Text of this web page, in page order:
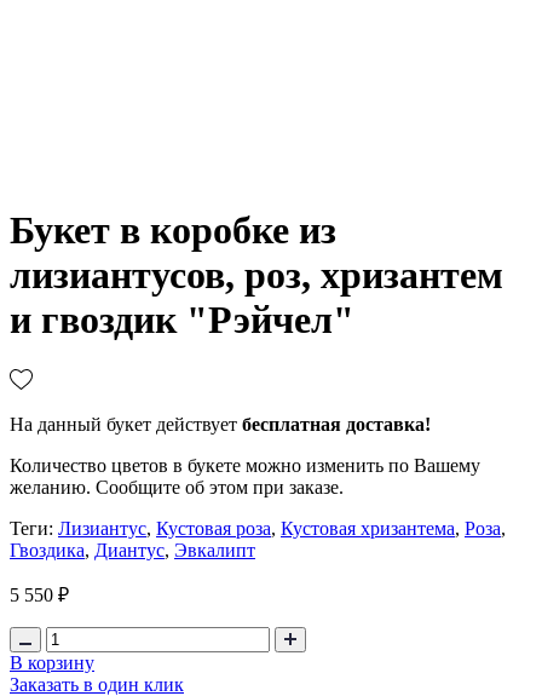
Букет в коробке из
лизиантусов, роз, хризантем
и гвоздик "Рэйчел"
На данный букет действует бесплатная доставка!
Количество цветов в букете можно изменить по Вашему
желанию. Сообщите об этом при заказе.
Теги: Лизиантус, Кустовая роза, Кустовая хризантема, Роза,
Гвоздика, Диантус, Эвкалипт
5 550 ₽
В корзину
Заказать в один клик